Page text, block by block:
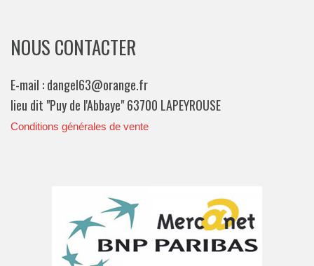
NOUS CONTACTER
E-mail : dangel63@orange.fr
lieu dit "Puy de l'Abbaye" 63700 LAPEYROUSE
Conditions générales de vente